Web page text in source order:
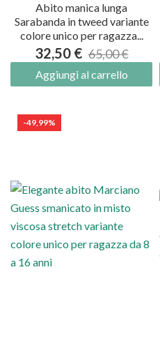
Abito manica lunga
Sarabanda in tweed variante
colore unico per ragazza...
32,50 € 65,00 €
Aggiungi al carrello
-49,99%